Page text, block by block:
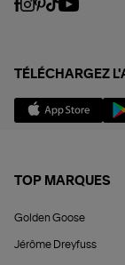
TÉLÉCHARGEZ
TOP MARQUES
Golden Goose
Jérôme Dreyfuss